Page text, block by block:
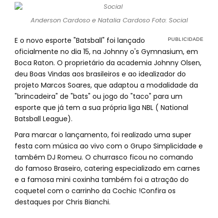
Anderson Cardoso e Natalia Cardoso Foto: Social
E o novo esporte "Batsball" foi lançado
oficialmente no dia 15, na Johnny o's Gymnasium, em
Boca Raton. O proprietário da academia Johnny Olsen,
deu Boas Vindas aos brasileiros e ao idealizador do
projeto Marcos Soares, que adaptou a modalidade da
"brincadeira" de "bats" ou jogo do "taco" para um
esporte que já tem a sua própria liga NBL ( National
Batsball League).
Para marcar o lançamento, foi realizado uma super
festa com música ao vivo com o Grupo Simplicidade e
também DJ Romeu. O churrasco ficou no comando
do famoso Braseiro, catering especializado em carnes
e a famosa mini coxinha também foi a atração do
coquetel com o carrinho da Cochic !Confira os
destaques por Chris Bianchi.